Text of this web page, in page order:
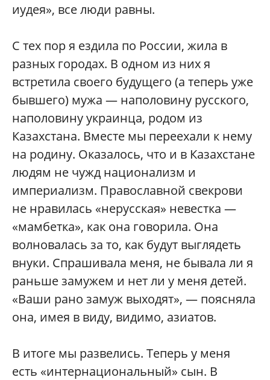
иудея», все люди равны.
С тех пор я ездила по России, жила в
разных городах. В одном из них я
встретила своего будущего (а теперь уже
бывшего) мужа — наполовину русского,
наполовину украинца, родом из
Казахстана. Вместе мы переехали к нему
на родину. Оказалось, что и в Казахстане
людям не чужд национализм и
империализм. Православной свекрови
не нравилась «нерусская» невестка —
«мамбетка», как она говорила. Она
волновалась за то, как будут выглядеть
внуки. Спрашивала меня, не бывала ли я
раньше замужем и нет ли у меня детей.
«Ваши рано замуж выходят», — поясняла
она, имея в виду, видимо, азиатов.
В итоге мы развелись. Теперь у меня
есть «интернациональный» сын. В